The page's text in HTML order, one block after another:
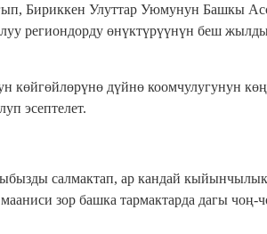
Бириккен Улуттар Уюмунун Башкы
региондорду өнүктүрүүнүн беш
көйгөйлөрүнө дүйнө коомчулугунун
эсептелет.
салмактап, ар кандай
зор башка тармактарда дагы чоң-